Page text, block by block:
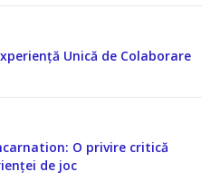
Unică de Colaborare
O privire critică
de joc